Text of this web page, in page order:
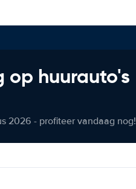
op huurauto's
2026 - profiteer vandaag nog!